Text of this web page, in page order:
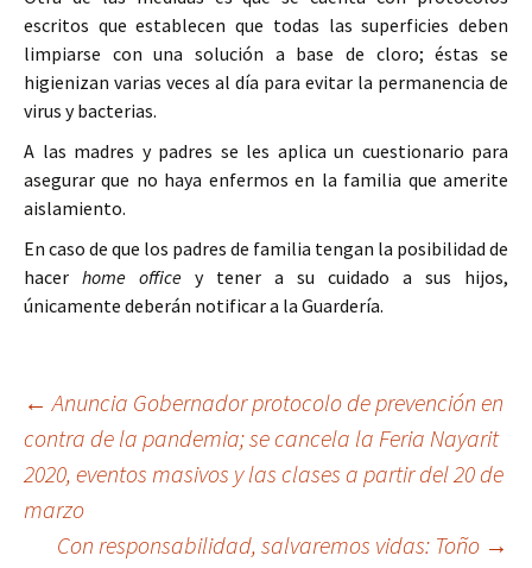
escritos que establecen que todas las superficies deben
limpiarse con una solución a base de cloro; éstas se
higienizan varias veces al día para evitar la permanencia de
virus y bacterias.
A las madres y padres se les aplica un cuestionario para
asegurar que no haya enfermos en la familia que amerite
aislamiento.
En caso de que los padres de familia tengan la posibilidad de
hacer home office y tener a su cuidado a sus hijos,
únicamente deberán notificar a la Guardería.
la
entrada
← Anuncia Gobernador protocolo de prevención en
contra de la pandemia; se cancela la Feria Nayarit
2020, eventos masivos y las clases a partir del 20 de
marzo
Con responsabilidad, salvaremos vidas: Toño →